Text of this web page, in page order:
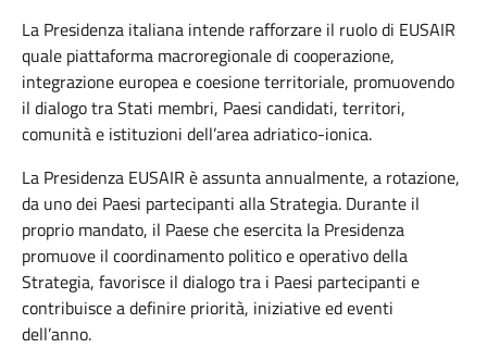
La Presidenza italiana intende rafforzare il ruolo di EUSAIR
quale piattaforma macroregionale di cooperazione,
integrazione europea e coesione territoriale, promuovendo
il dialogo tra Stati membri, Paesi candidati, territori,
comunità e istituzioni dell’area adriatico-ionica.
La Presidenza EUSAIR è assunta annualmente, a rotazione,
da uno dei Paesi partecipanti alla Strategia. Durante il
proprio mandato, il Paese che esercita la Presidenza
promuove il coordinamento politico e operativo della
Strategia, favorisce il dialogo tra i Paesi partecipanti e
contribuisce a definire priorità, iniziative ed eventi
dell’anno.